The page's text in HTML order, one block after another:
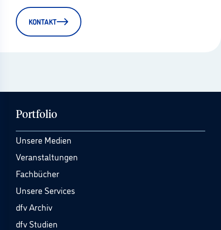
KONTAKT
Portfolio
Unsere Medien
Veranstaltungen
Fachbücher
Unsere Services
dfv Archiv
dfv Studien